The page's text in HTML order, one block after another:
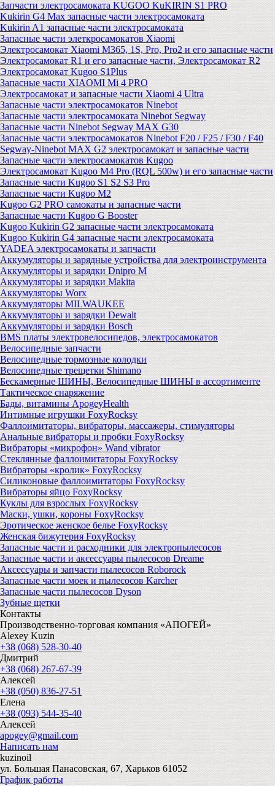
Запчасти электросамоката KUGOO KuKIRIN S1 PRO
Kukirin G4 Max запасные части электросамоката
Kukirin A1 запасные части электросамоката
Запасные части элеткросамокатов Xiaomi
Электросамокат Xiaomi M365, 1S, Pro, Pro2 и его запасные части
Электросамокат R1 и его запасные части, Электросамокат R2
Электросамокат Kugoo S1Plus
Запасные части XIAOMI Mi 4 PRO
Электросамокат и запасные части Xiaomi 4 Ultra
Запасные части электросамокатов Ninebot
Запасные части электросамоката Ninebot Segway
Запасные части Ninebot Segway MAX G30
Запасные части электросамокатов Ninebot F20 / F25 / F30 / F40
Segway-Ninebot MAX G2 электросамокат и запасные части
Запасные части электросамокатов Kugoo
Электросамокат Kugoo M4 Pro (RQL 500w) и его запасные части
Запасные части Kugoo S1 S2 S3 Pro
Запасные части Kugoo M2
Kugoo G2 PRO самокаты и запасные части
Запасные части Kugoo G Booster
Kugoo Kukirin G2 запасные части электросамоката
Kugoo Kukirin G4 запасные части электросамоката
YADEA электросамокаты и запчасти
Аккумуляторы и зарядные устройства для электроинструмента
Аккумуляторы и зарядки Dnipro M
Аккумуляторы и зарядки Makita
Аккумуляторы Worx
Аккумуляторы MILWAUKEE
Аккумуляторы и зарядки Dewalt
Аккумуляторы и зарядки Bosch
BMS платы электровелосипедов, электросамокатов
Велосипедные запчасти
Велосипедные тормозные колодки
Велосипедные трещетки Shimano
Бескамерные ШИНЫ, Велосипедные ШИНЫ в ассортименте
Тактическое снаряжение
Бады, витамины ApogeyHealth
Интимные игрушки FoxyRocksy
Фаллоимитаторы, вибраторы, массажеры, стимуляторы
Анальные вибраторы и пробки FoxyRocksy
Вибраторы «микрофон» Wand vibrator
Стеклянные фаллоимитаторы FoxyRocksy
Вибраторы «кролик» FoxyRocksy
Силиконовые фаллоимитаторы FoxyRocksy
Вибраторы яйцо FoxyRocksy
Куклы для взрослых FoxyRocksy
Маски, ушки, короны FoxyRocksy
Эротическое женское белье FoxyRocksy
Женская бижутерия FoxyRocksy
Запасные части и расходники для электропылесосов
Запасные части и аксессуары пылесосов Dreame
Аксессуары и запчасти пылесосов Roborock
Запасные части моек и пылесосов Karcher
Запасные части пылесосов Dyson
Зубные щетки
Контакты
Производственно-торговая компания «АПОГЕЙ»
Alexey Kuzin
+38 (068) 528-30-40
Дмитрий
+38 (068) 267-67-39
Алексей
+38 (050) 836-27-51
Елена
+38 (093) 544-35-40
Алексей
apogey@gmail.com
Написать нам
kuzinoil
ул. Большая Панасовская, 67, Харьков 61052
График работы